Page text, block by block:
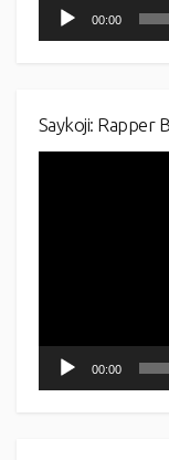
00:00
Saykoji: Rapper
00:00